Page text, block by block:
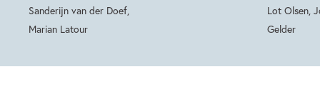
Sanderijn van der Doef,
Marian Latour
Lot Olsen,
Gelder